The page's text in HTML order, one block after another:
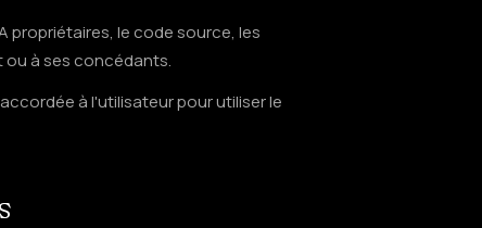
propriétaires, le code source, les
à ses concédants.
à l'utilisateur pour utiliser le